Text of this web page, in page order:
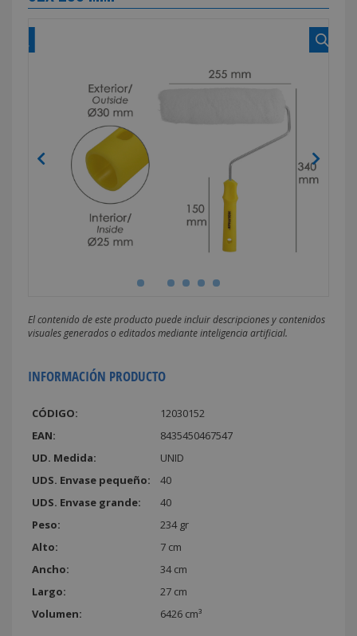
El contenido de este producto puede incluir descripciones y contenidos
visuales generados o editados mediante inteligencia artificial.
INFORMACIÓN PRODUCTO
CÓDIGO:
12030152
EAN:
8435450467547
UD. Medida:
UNID
UDS. Envase pequeño:
40
UDS. Envase grande:
40
Peso:
234 gr
Alto:
7 cm
Ancho:
34 cm
Largo:
27 cm
Volumen:
6426 cm³